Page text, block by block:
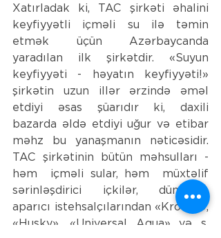
Xatırladak ki, TAC şirkəti əhalini
keyfiyyətli içməli su ilə təmin
etmək üçün Azərbaycanda
yaradılan ilk şirkətdir. «Suyun
keyfiyyəti - həyatın keyfiyyəti!»
şirkətin uzun illər ərzində əməl
etdiyi əsas şüarıdır ki, daxili
bazarda əldə etdiyi uğur və etibar
məhz bu yanaşmanın nəticəsidir.
TAC şirkətinin bütün məhsulları -
həm  içməli sular, həm  müxtəlif
sərinləşdirici içkilər, dünyanın
aparıcı istehsalçılarından «Krones»,
«Husky», «Universal Aqua» və s.